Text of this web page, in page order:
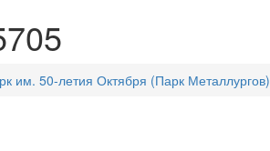
им. 50-летия Октября (Парк Металлургов)